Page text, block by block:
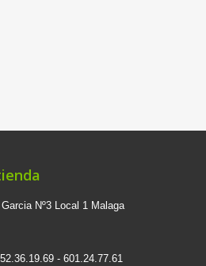
Nº3 Local 1 Malaga
- 601.24.77.61